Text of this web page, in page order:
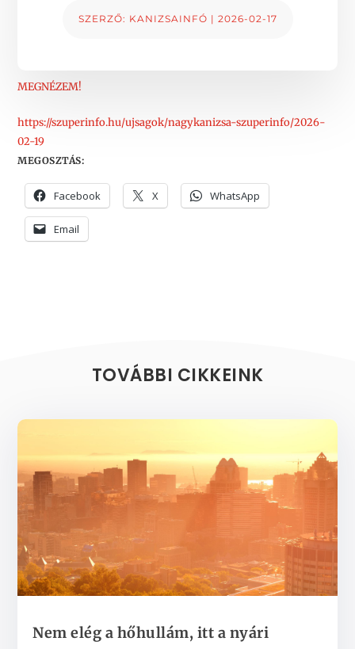
SZERZŐ: KANIZSAINFÓ | 2026-02-17
MEGNÉZEM!
https://szuperinfo.hu/ujsagok/nagykanizsa-szuperinfo/2026-
02-19
MEGOSZTÁS:
Facebook X WhatsApp
Email
TOVÁBBI CIKKEINK
Nem elég a hőhullám, itt a nyári